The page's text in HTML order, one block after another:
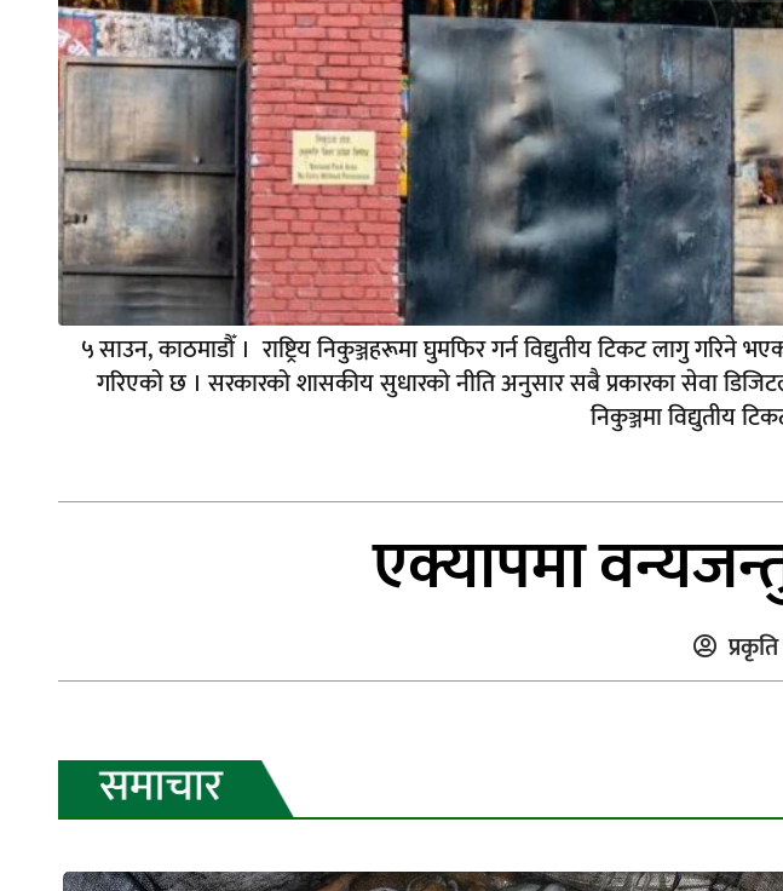
५ साउन, काठमाडौँ । राष्ट्रिय निकुञ्जहरूमा घुमफिर गर्न विद्युतीय टिकट लागु गरिने
गरिएको छ । सरकारको शासकीय सुधारको नीति अनुसार सबै प्रकारका सेवा
निकुञ्जमा विद्युतीय
एक्यापमा